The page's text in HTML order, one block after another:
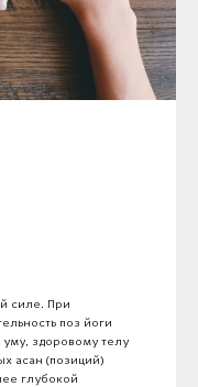
силе. При
поз йоги
здоровому телу
асан (позиций)
глубокой